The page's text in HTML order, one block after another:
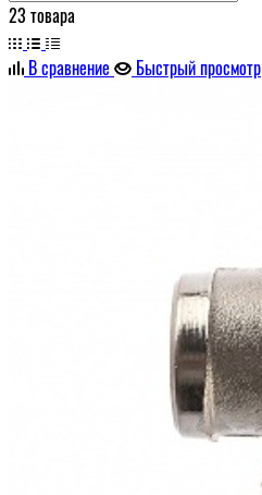
23 товара
В сравнение
Быстрый просмотр